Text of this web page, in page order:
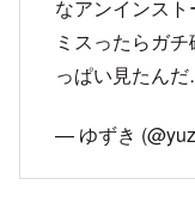
プロセカでデ
なアンインス
ミスったらガ